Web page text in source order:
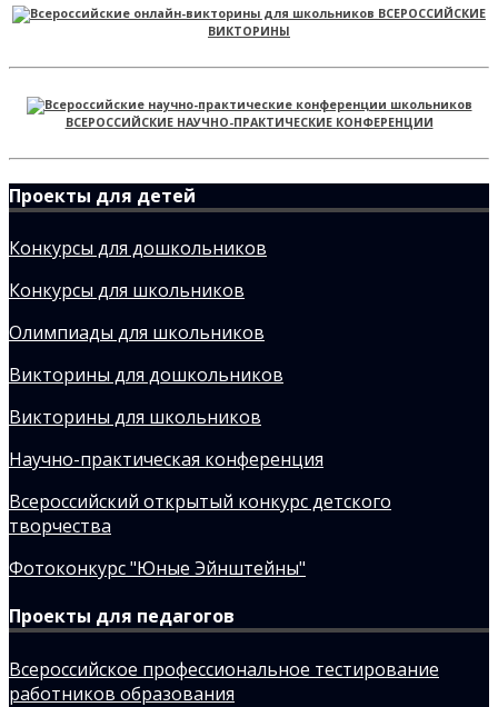
ВСЕРОССИЙСКИЕ
ВИКТОРИНЫ
ВСЕРОССИЙСКИЕ НАУЧНО-ПРАКТИЧЕСКИЕ КОНФЕРЕНЦИИ
Проекты для детей
Конкурсы для дошкольников
Конкурсы для школьников
Олимпиады для школьников
Викторины для дошкольников
Викторины для школьников
Научно-практическая конференция
Всероссийский открытый конкурс детского
творчества
Фотоконкурс "Юные Эйнштейны"
Проекты для педагогов
Всероссийское профессиональное тестирование
работников образования